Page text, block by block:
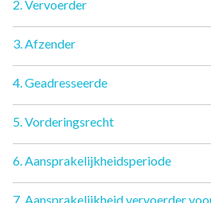
2. Vervoerder
3. Afzender
4. Geadresseerde
5. Vorderingsrecht
6. Aansprakelijkheidsperiode
7. Aansprakelijkheid vervoerder